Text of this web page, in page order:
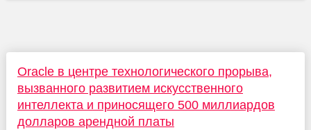
Oracle в центре технологического прорыва,
вызванного развитием искусственного
интеллекта и приносящего 500 миллиардов
долларов арендной платы